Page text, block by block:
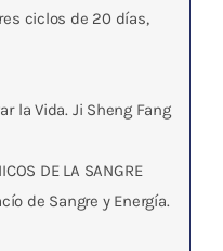
ciclos de 20 días,
la Vida. Ji Sheng Fang
DE LA SANGRE
de Sangre y Energía.